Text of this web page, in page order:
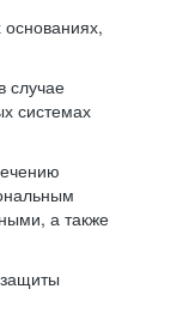
случае
системах
а также